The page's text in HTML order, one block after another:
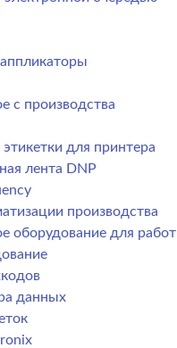
с производства
для принтера
лента DNP
производства
оборудование для
данных